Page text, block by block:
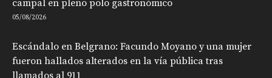
campal en pleno polo gastronómico
05/08/2026
Escándalo en Belgrano: Facundo Moyano y una mujer
fueron hallados alterados en la vía pública tras